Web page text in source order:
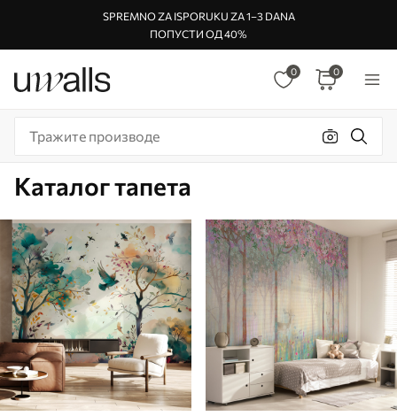
SPREMNO ZA ISPORUKU ZA 1–3 DANA
ПОПУСТИ ОД 40%
0 0
Каталог тапета